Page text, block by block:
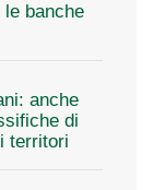
banche
anche
di
territori